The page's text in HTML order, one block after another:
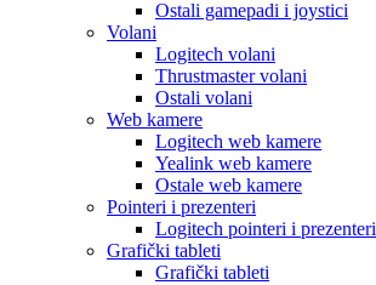
Ostali gamepadi i joystici
Volani
Logitech volani
Thrustmaster volani
Ostali volani
Web kamere
Logitech web kamere
Yealink web kamere
Ostale web kamere
Pointeri i prezenteri
Logitech pointeri i prezenteri
Grafički tableti
Grafički tableti